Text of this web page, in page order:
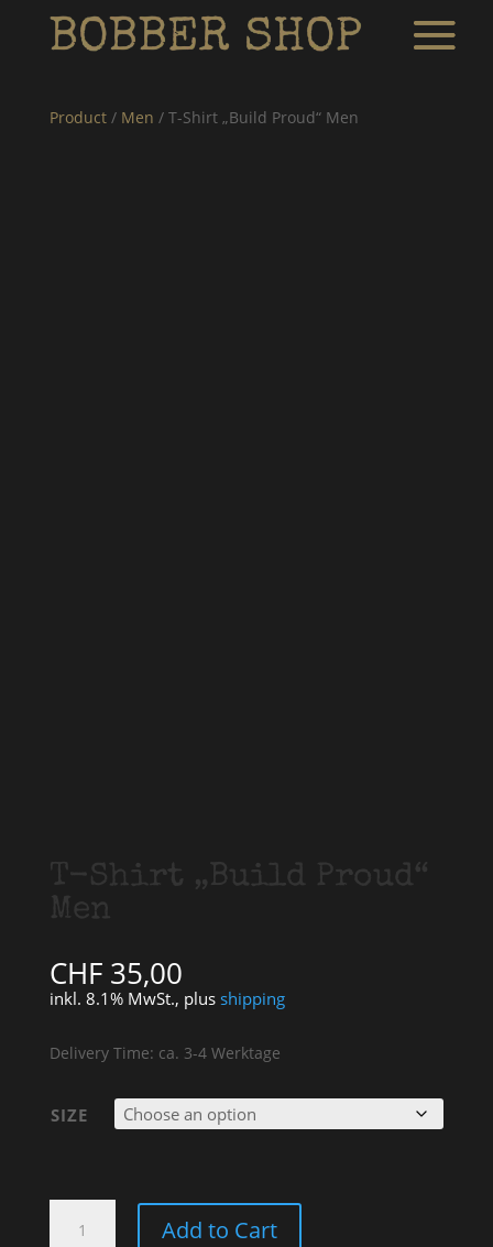
Product/ Men / T-Shirt „Build Proud“ Men
T-Shirt „Build Proud“
Men
CHF35,00
inkl. 8.1% MwSt., plus shipping
Delivery Time: ca. 3-4 Werktage
SIZE
SHIRT
Add to Cart